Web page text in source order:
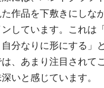
作品を下敷きにしな
しています。これは
分なりに形にする」
、あまり注目されて
いと感じています。